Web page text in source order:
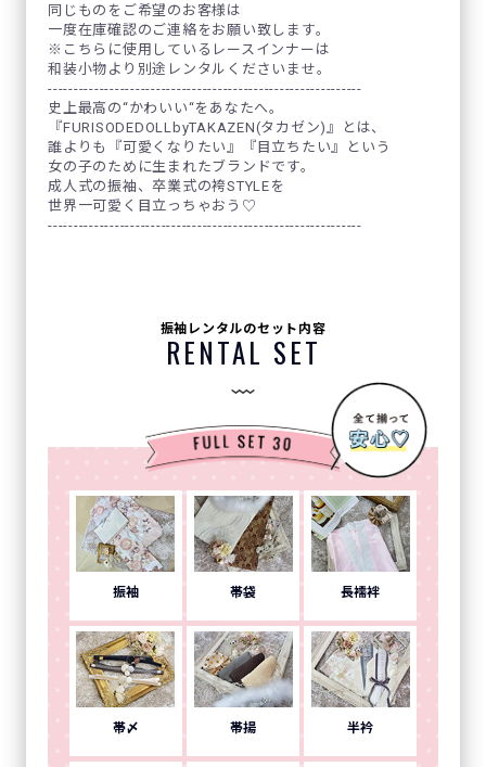
同じものをご希望のお客様は
一度在庫確認のご連絡をお願い致します。
※こちらに使用しているレースインナーは
和装小物より別途レンタルくださいませ。
-------------------------------------------------------------
史上最高の“かわいい“をあなたへ。
『FURISODEDOLLbyTAKAZEN(タカゼン)』とは、
誰よりも『可愛くなりたい』『目立ちたい』という
女の子のために生まれたブランドです。
成人式の振袖、卒業式の袴STYLEを
世界一可愛く目立っちゃおう♡
-------------------------------------------------------------
振袖レンタルのセット内容
RENTAL SET
振袖 帯袋 長襦袢
帯〆 帯揚 半衿